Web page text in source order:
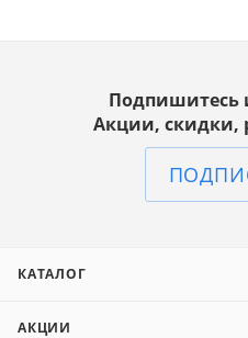
Подпишитесь
Акции, скидки,
КАТАЛОГ
АКЦИИ